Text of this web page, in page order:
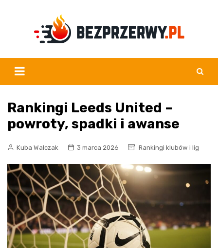
Rankingi Leeds United –
powroty, spadki i awanse
Kuba Walczak 3 marca 2026 Rankingi klubów i lig